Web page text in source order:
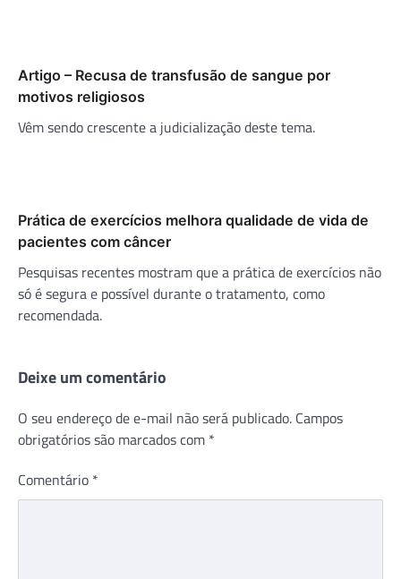
Artigo – Recusa de transfusão de sangue por
motivos religiosos
Vêm sendo crescente a judicialização deste tema.
Prática de exercícios melhora qualidade de vida de
pacientes com câncer
Pesquisas recentes mostram que a prática de exercícios não
só é segura e possível durante o tratamento, como
recomendada.
Deixe um comentário
O seu endereço de e-mail não será publicado. Campos
obrigatórios são marcados com *
Comentário *